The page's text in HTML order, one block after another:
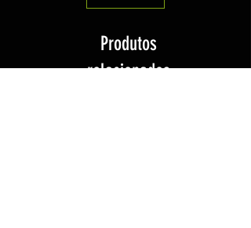
Produtos
relacionados